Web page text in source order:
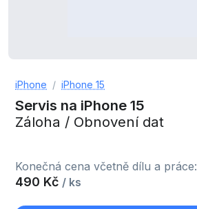
iPhone iPhone 15
Servis na iPhone 15
Záloha / Obnovení dat
Konečná cena včetně dílu a práce:
490 Kč / ks